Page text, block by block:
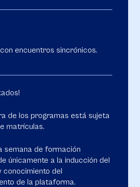
encuentros sincrónicos.
de los programas está sujeta
matrículas.
semana de formación
únicamente a la inducción del
conocimiento del
de la plataforma.